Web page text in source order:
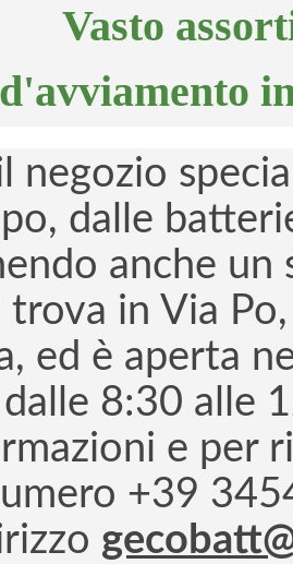
Vasto
d'avviamento
negozio
dalle
anche un
trova in Via
ed è aperta
8:30 alle
e per
+39